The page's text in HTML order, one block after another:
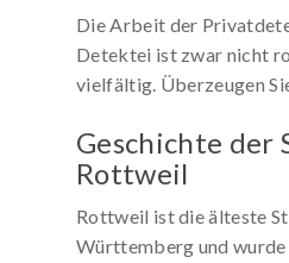
Die Arbeit der
Detektei ist zwar nicht
vielfältig. Überzeugen
Geschichte der
Rottweil
Rottweil ist die älteste
Württemberg und wurde